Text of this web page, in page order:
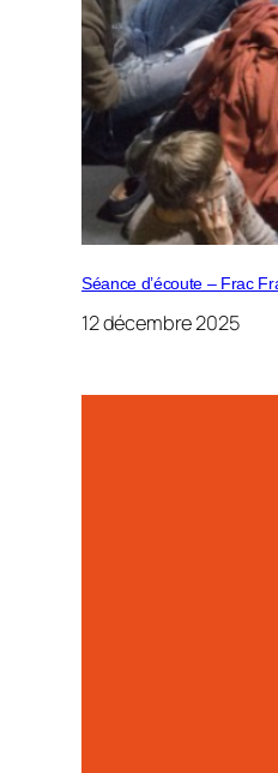
Séance d’écoute – Frac
12 décembre 2025